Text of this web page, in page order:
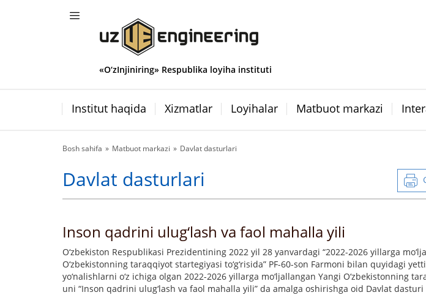
«O‘zInjiniring» Respublika loyiha instituti
Institut haqida Xizmatlar Loyihalar Matbuot markazi
Bosh sahifa Matbuot markazi Davlat dasturlari
Davlat dasturlari
Inson qadrini ulug‘lash va faol mahalla yili
O‘zbekiston Respublikasi Prezidentining 2022 yil 28 yanvardagi “2022-2026 yillarga
O‘zbekistonning taraqqiyot startegiyasi to‘g‘risida” PF-60-son Farmoni bilan quyidagi
yo‘nalishlarni o‘z ichiga olgan 2022-2026 yillarga mo‘ljallangan Yangi O‘zbekistonning
uni “Inson qadrini ulug‘lash va faol mahalla yili” da amalga oshirishga oid Davlat